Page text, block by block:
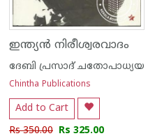
ഇന്ത്യ‌ന്‍ നിരീശ്വരവാദം
ദേബി പ്രസാദ് ചതോപാധ്യയ
Chintha Publications
Add to Cart
Rs 350.00 Rs 325.00